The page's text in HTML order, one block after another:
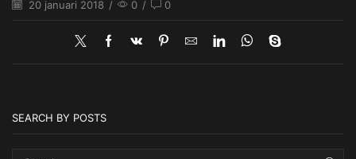
20 januari 2018 / 0 / 0
SEARCH BY POSTS